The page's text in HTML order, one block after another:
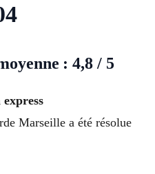
: 4,8 / 5
Marseille a été résolue